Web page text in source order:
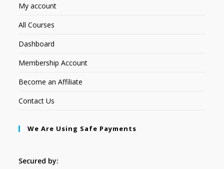
My account
All Courses
Dashboard
Membership Account
Become an Affiliate
Contact Us
We Are Using Safe Payments
Secured by: